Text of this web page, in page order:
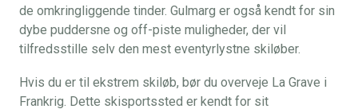
de omkringliggende tinder. Gulmarg er også kendt for sin
dybe puddersne og off-piste muligheder, der vil
tilfredsstille selv den mest eventyrlystne skiløber.
Hvis du er til ekstrem skiløb, bør du overveje La Grave i
Frankrig. Dette skisportssted er kendt for sit